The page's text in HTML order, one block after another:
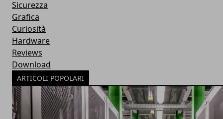
Sicurezza
Grafica
Curiosità
Hardware
Reviews
Download
ARTICOLI POPOLARI